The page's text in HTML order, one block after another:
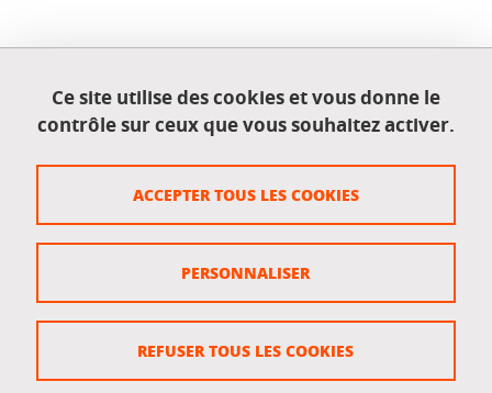
Publié le 20 mars 2024
Mentions légales
Gestion des cookies
Ce site utilise des cookies et vous donne le
contrôle sur ceux que vous souhaitez activer.
ACCEPTER TOUS LES COOKIES
REFUSER TOUS LES COOKIES
PERSONNALISER